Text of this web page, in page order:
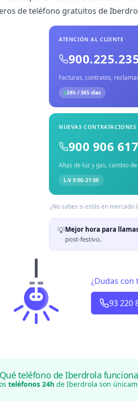
deteléfono gratuitos de
ATENCIÓN AL CLIENTE
Facturas, contratos,
24h / 365 días
NUEVAS CONTRATACIONES
900 906 617
Altas de luz y gas, cambio
L-V 9:00–21:00
¿No sabes si estás en
💡Mejor hora para
post-festivo.
¿Dudas con
93 220
teléfono de Iberdrola
teléfonos 24h de Iberdrola son